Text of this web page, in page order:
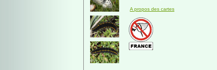
A propos des cartes